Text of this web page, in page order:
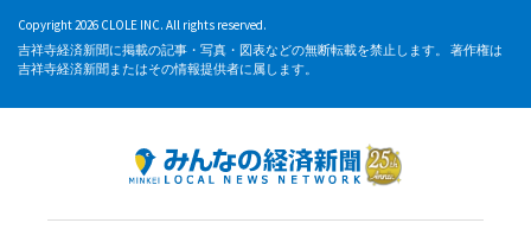
Copyright 2026 CLOLE INC. All rights reserved.
吉祥寺経済新聞に掲載の記事・写真・図表などの無断転載を禁止します。 著作権は
吉祥寺経済新聞またはその情報提供者に属します。